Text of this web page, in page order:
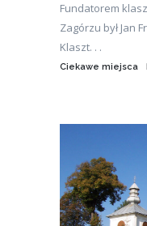
Fundatorem
Zagórzu był Jan
Klaszt. . .
Ciekawe miejsca